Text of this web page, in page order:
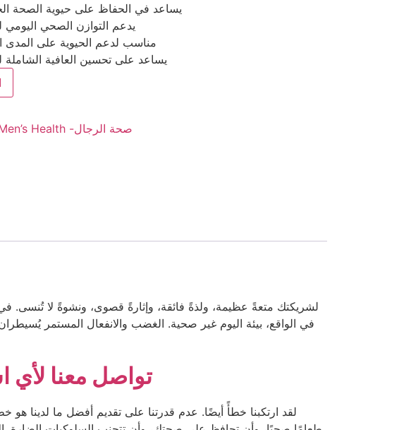
يساعد في الحفاظ على حيوية الصحة
يدعم التوازن الصحي اليومي
مناسب لدعم الحيوية على المدى
يساعد على تحسين العافية الشاملة
Men’s Health -صحة الرجال
في الواقع، بيئة اليوم غير صحية. الغضب والانفعال المستمر
تواصل معنا لأي
لقد ارتكبنا خطأً أيضًا. عدم قدرتنا على تقديم أفضل ما لدينا هو